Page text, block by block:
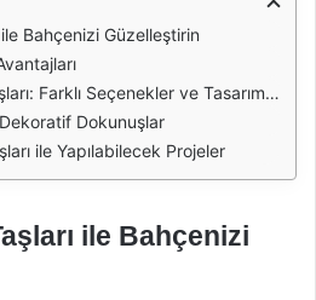
Bahçenizi Güzelleştirin
Farklı Seçenekler ve Tasarımlar
Dokunuşlar
ile Yapılabilecek Projeler
ile Bahçenizi